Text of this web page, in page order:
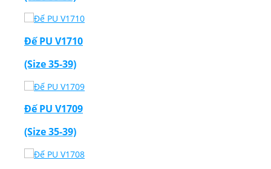
Đế PU V1710
(Size 35-39)
Đế PU V1709
(Size 35-39)